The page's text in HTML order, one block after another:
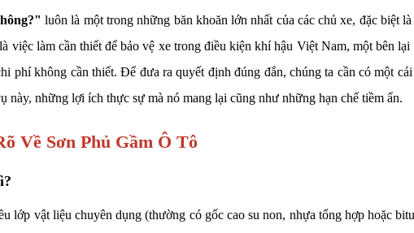
luôn là một trong những băn khoăn lớn nhất của các chủ xe, đặc biệt
việc làm cần thiết để bảo vệ xe trong điều kiện khí hậu Việt Nam, một bên lại
phí không cần thiết. Để đưa ra quyết định đúng đắn, chúng ta cần có một
này, những lợi ích thực sự mà nó mang lại cũng như những hạn chế tiềm ẩn.
Về Sơn Phủ Gầm Ô Tô
lớp vật liệu chuyên dụng (thường có gốc cao su non, nhựa tổng hợp hoặc